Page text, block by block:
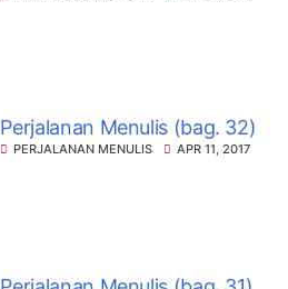
Perjalanan Menulis (bag. 32)
PERJALANAN MENULIS APR 11, 2017